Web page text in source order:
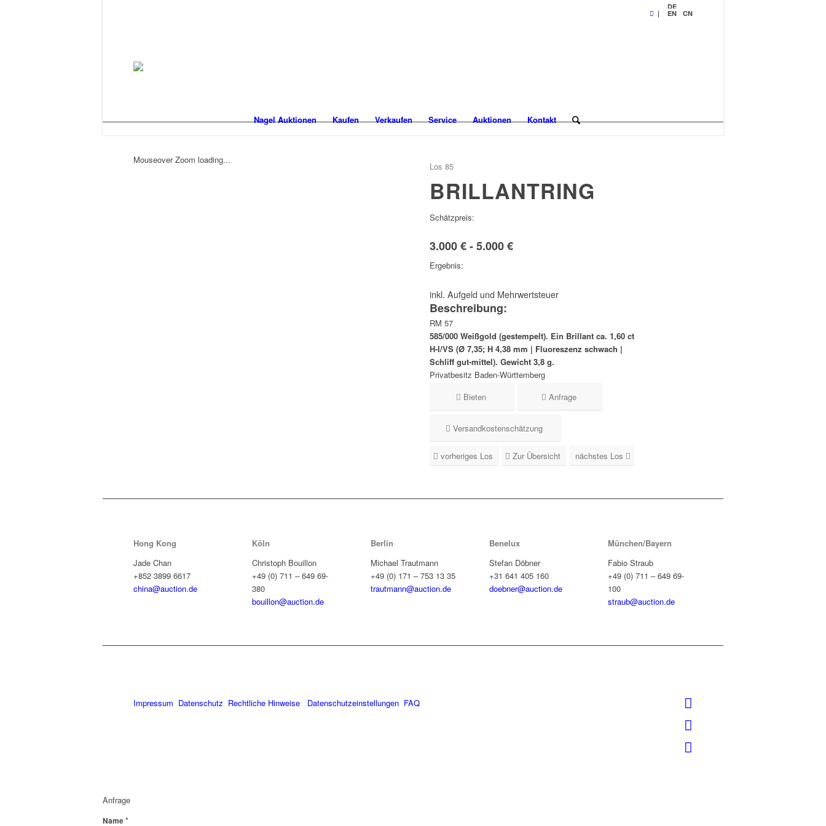
|
DE
EN CN
Nagel Auktionen Kaufen Verkaufen Service Auktionen Kontakt
Mouseover Zoom loading...
Los 85
BRILLANTRING
Schätzpreis:
3.000 € - 5.000 €
Ergebnis:
inkl. Aufgeld und Mehrwertsteuer
Beschreibung:
RM 57
585/000 Weißgold (gestempelt). Ein Brillant ca. 1,60 ct
H-I/VS (Ø 7,35; H 4,38 mm | Fluoreszenz schwach |
Schliff gut-mittel). Gewicht 3,8 g.
Privatbesitz Baden-Württemberg
Bieten
Anfrage
Versandkostenschätzung
vorheriges Los Zur Übersicht nächstes Los
Hong Kong
Jade Chan
+852 3899 6617
china@auction.de
Köln
Christoph Bouillon
+49 (0) 711 – 649 69-
380
bouillon@auction.de
Berlin
Michael Trautmann
+49 (0) 171 – 753 13 35
trautmann@auction.de
Benelux
Stefan Döbner
+31 641 405 160
doebner@auction.de
München/Bayern
Fabio Straub
+49 (0) 711 – 649 69-
100
straub@auction.de
Impressum Datenschutz Rechtliche Hinweise Datenschutzeinstellungen FAQ
Anfrage
Name*